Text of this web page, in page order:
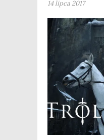
14 lipca 2017